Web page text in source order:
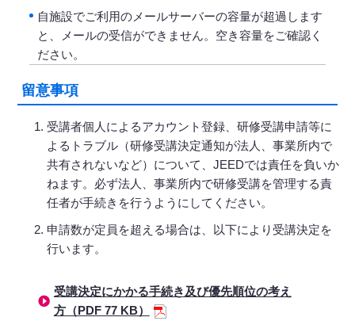
自施設でご利用のメールサーバーの容量が超過します
と、メールの受信ができません。空き容量をご確認く
ださい。
留意事項
受講者個人によるアカウント登録、研修受講申請等に
よるトラブル（研修受講決定通知が法人、事業所内で
共有されないなど）について、JEEDでは責任を負いか
ねます。必ず法人、事業所内で研修受講を管理する責
任者が手続きを行うようにしてください。
申請数が定員を超える場合は、以下により受講決定を
行います。
受講決定にかかる手続き及び優先順位の考え
方（PDF 77 KB）